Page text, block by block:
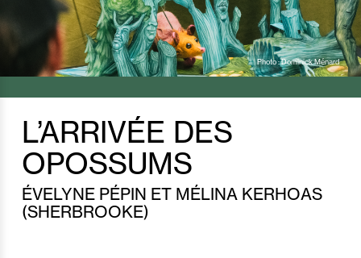
Photo : Dominick Ménard
L’ARRIVÉE DES
OPOSSUMS
ÉVELYNE PÉPIN ET MÉLINA KERHOAS
(SHERBROOKE)